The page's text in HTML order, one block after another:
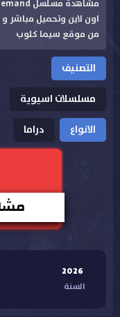
اون لاين وتحميل مباشر
من موقع سيما كلوب
التصنيف
مسلسلات اسيوية
الانواع
دراما
2026
السنة